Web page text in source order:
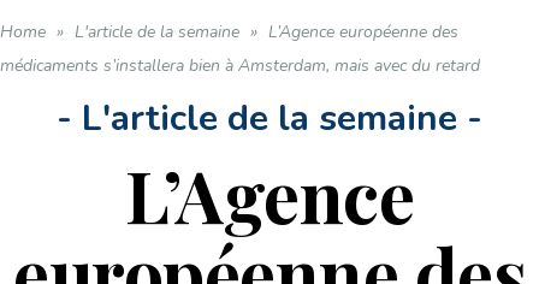
Home » L'article de la semaine » L’Agence européenne des
médicaments s’installera bien à Amsterdam, mais avec du retard
- L'article de la semaine -
L’Agence